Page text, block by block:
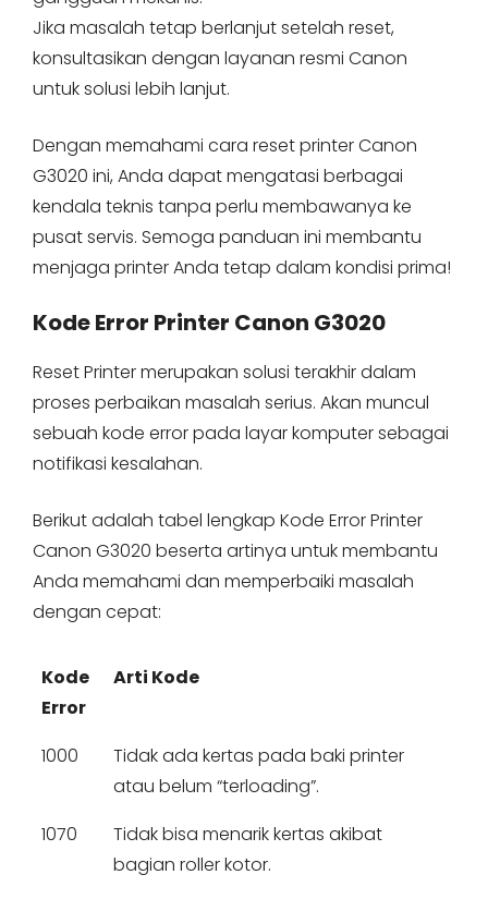
Jika masalah tetap berlanjut setelah reset,
konsultasikan dengan layanan resmi Canon
untuk solusi lebih lanjut.
Dengan memahami cara reset printer Canon
G3020 ini, Anda dapat mengatasi berbagai
kendala teknis tanpa perlu membawanya ke
pusat servis. Semoga panduan ini membantu
menjaga printer Anda tetap dalam kondisi prima!
Kode Error Printer Canon G3020
Reset Printer merupakan solusi terakhir dalam
proses perbaikan masalah serius. Akan muncul
sebuah kode error pada layar komputer sebagai
notifikasi kesalahan.
Berikut adalah tabel lengkap Kode Error Printer
Canon G3020 beserta artinya untuk membantu
Anda memahami dan memperbaiki masalah
dengan cepat:
Kode
Error
Arti Kode
1000
Tidak ada kertas pada baki printer
atau belum “terloading”.
1070
Tidak bisa menarik kertas akibat
bagian roller kotor.